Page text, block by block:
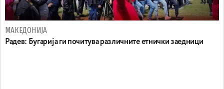
МАКЕДОНИЈА
Радев: Бугарија ги почитува различните етнички заедници